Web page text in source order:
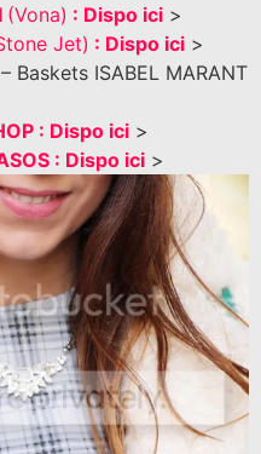
(Vona) : Dispo ici >
Jet) : Dispo ici>
Baskets ISABEL MARANT
: Dispo ici >
: Dispo ici >